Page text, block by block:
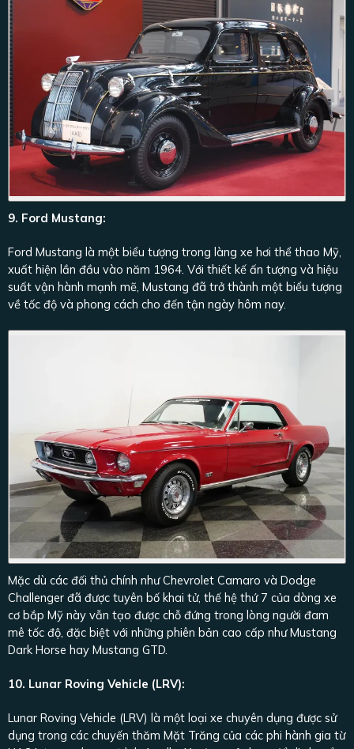
9. Ford Mustang:
Ford Mustang là một biểu tượng trong làng xe hơi thể thao Mỹ,
xuất hiện lần đầu vào năm 1964. Với thiết kế ấn tượng và hiệu
suất vận hành mạnh mẽ, Mustang đã trở thành một biểu tượng
về tốc độ và phong cách cho đến tận ngày hôm nay.
Mặc dù các đối thủ chính như Chevrolet Camaro và Dodge
Challenger đã được tuyên bố khai tử, thế hệ thứ 7 của dòng xe
cơ bắp Mỹ này vẫn tạo được chỗ đứng trong lòng người đam
mê tốc độ, đặc biệt với những phiên bản cao cấp như Mustang
Dark Horse hay Mustang GTD.
10. Lunar Roving Vehicle (LRV):
Lunar Roving Vehicle (LRV) là một loại xe chuyên dụng được sử
dụng trong các chuyến thăm Mặt Trăng của các phi hành gia từ